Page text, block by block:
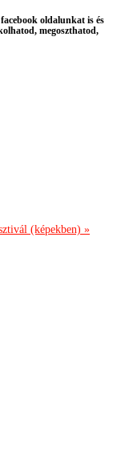
oldalunkat is és
megoszthatod,
(képekben) »